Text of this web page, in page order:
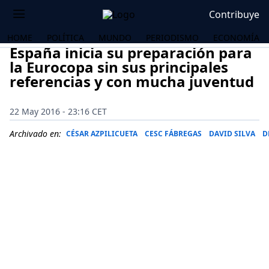
Contribuye
HOME POLÍTICA MUNDO PERIODISMO ECONOMÍA
España inicia su preparación para
la Eurocopa sin sus principales
referencias y con mucha juventud
22 May 2016 - 23:16 CET
Archivado en: CÉSAR AZPILICUETA CESC FÁBREGAS DAVID SILVA